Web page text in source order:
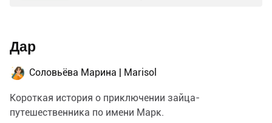
Дар
Соловьёва Марина | Marisol
Короткая история о приключении зайца-
путешественника по имени Марк.